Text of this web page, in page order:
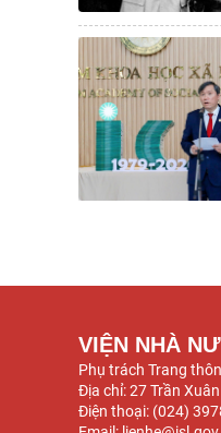
VIỆN NHÀ
Phụ trách Trang
Địa chỉ: 27 Trần
Điện thoại: (024)